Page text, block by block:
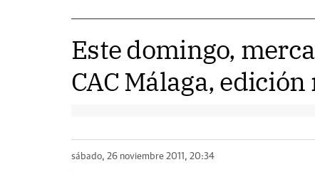
Este domingo,
CAC Málaga,
sábado, 26 noviembre 2011, 20:34